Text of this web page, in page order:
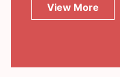
View More